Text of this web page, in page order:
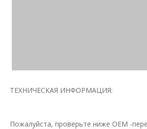
ТЕХНИЧЕСКАЯ ИНФОРМАЦИЯ:
Пожалуйста, проверьте ниже OEM -